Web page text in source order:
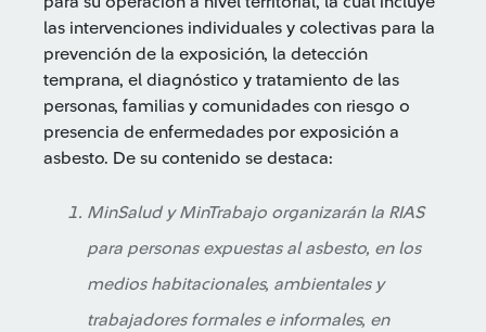
las intervenciones individuales y colectivas para la
prevención de la exposición, la detección
temprana, el diagnóstico y tratamiento de las
personas, familias y comunidades con riesgo o
presencia de enfermedades por exposición a
asbesto. De su contenido se destaca:
MinSalud y MinTrabajo organizarán la RIAS
para personas expuestas al asbesto, en los
medios habitacionales, ambientales y
trabajadores formales e informales, en